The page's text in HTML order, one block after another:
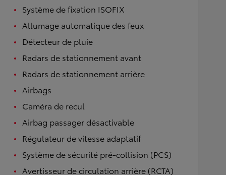
Système de fixation ISOFIX
Allumage automatique des feux
Détecteur de pluie
Radars de stationnement avant
Radars de stationnement arrière
Airbags
Caméra de recul
Airbag passager désactivable
Régulateur de vitesse adaptatif
Système de sécurité pré-collision (PCS)
Avertisseur de circulation arrière (RCTA)